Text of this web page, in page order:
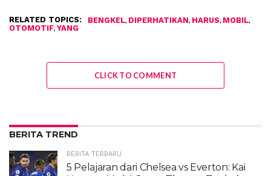
RELATED TOPICS: BENGKEL, DIPERHATIKAN, HARUS, MOBIL,
OTOMOTIF, YANG
CLICK TO COMMENT
BERITA TREND
BERITA TERBARU
5 Pelajaran dari Chelsea vs Everton: Kai